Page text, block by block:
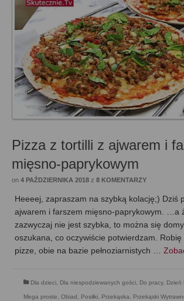
Pizza z tortilli z ajwarem i
mięsno-paprykowym
on 4 PAŹDZIERNIKA 2018 z 8 KOMENTARZY
Heeeej, zapraszam na szybką kolację;) Dziś
ajwarem i farszem mięsno-paprykowym. …a
zazwyczaj nie jest szybka, to można się
oszukana, co oczywiście potwierdzam. Robię
pizze, obie na bazie pełnoziarnistych …
Dla dzieci Dla niespodziewanych gości Do pracy, Dzień
Mega proste Obiad Posiłki Przekąska Przekąski